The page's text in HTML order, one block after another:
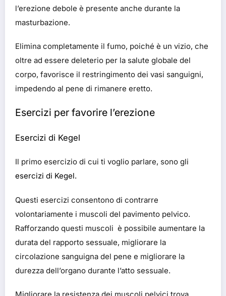
l’erezione debole è presente anche durante la
masturbazione.
Elimina completamente il fumo, poiché è un vizio, che
oltre ad essere deleterio per la salute globale del
corpo, favorisce il restringimento dei vasi sanguigni,
impedendo al pene di rimanere eretto.
Esercizi per favorire l’erezione
Esercizi di Kegel
Il primo esercizio di cui ti voglio parlare, sono gli
esercizi di Kegel.
Questi esercizi consentono di contrarre
volontariamente i muscoli del pavimento pelvico.
Rafforzando questi muscoli è possibile aumentare la
durata del rapporto sessuale, migliorare la
circolazione sanguigna del pene e migliorare la
durezza dell’organo durante l’atto sessuale.